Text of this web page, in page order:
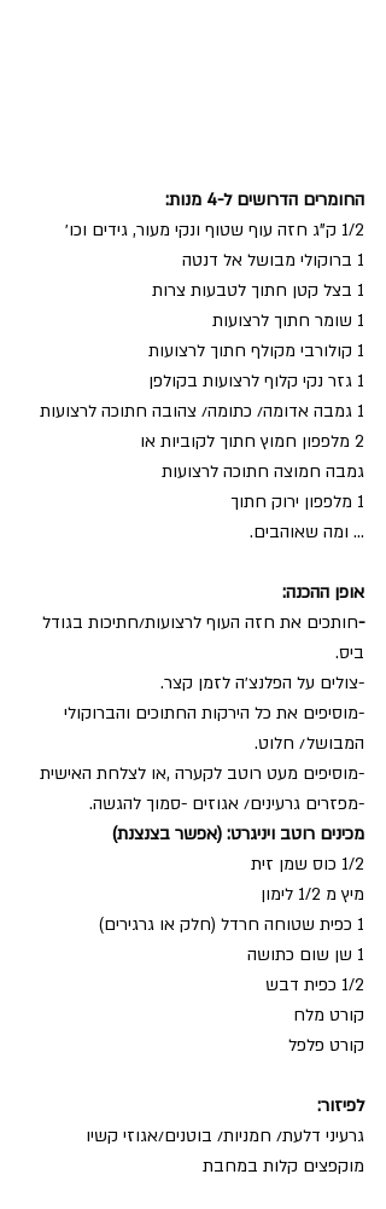
החומרים הדרושים ל-4 מנות:
1/2 ק”ג חזה עוף שטוף ונקי מעור, גידים וכו׳
1 ברוקולי מבושל אל דנטה
1 בצל קטן חתוך לטבעות צרות
1 שומר חתוך לרצועות
1 קולורבי מקולף חתוך לרצועות
1 גזר נקי קלוף לרצועות בקולפן
1 גמבה אדומה/ כתומה/ צהובה חתוכה לרצועות
2 מלפפון חמוץ חתוך לקוביות או
גמבה חמוצה חתוכה לרצועות
1 מלפפון ירוק חתוך
... ומה שאוהבים.
אופן ההכנה:
-חותכים את חזה העוף לרצועות/חתיכות בגודל
ביס.
-צולים על הפלנצ׳ה לזמן קצר.
-מוסיפים את כל הירקות החתוכים והברוקולי
המבושל/ חלוט.
-מוסיפים מעט רוטב לקערה ,או לצלחת האישית
-מפזרים גרעינים/ אגוזים -סמוך להגשה.
מכינים רוטב ויניגרט: (אפשר בצנצנת)
1/2 כוס שמן זית
מיץ מ 1/2 לימון
1 כפית שטוחה חרדל (חלק או גרגירים)
1 שן שום כתושה
1/2 כפית דבש
קורט מלח
קורט פלפל
לפיזור:
גרעיני דלעת/ חמניות/ בוטנים/אגוזי קשיו
מוקפצים קלות במחבת